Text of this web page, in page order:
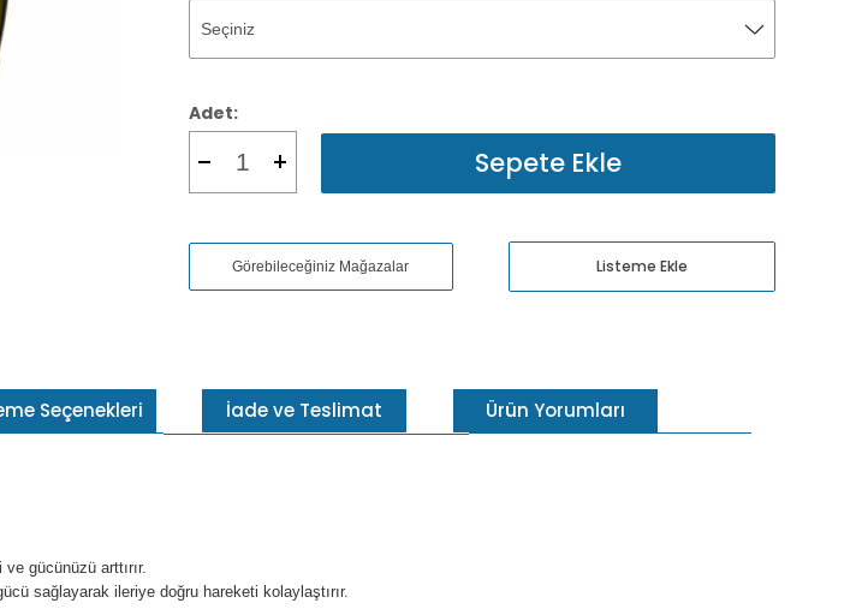
Adet:
Sepete Ekle
Görebileceğiniz Mağazalar Listeme Ekle
Seçenekleri İade ve Teslimat Ürün Yorumları
gücünüzü arttırır.
sağlayarak ileriye doğru hareketi kolaylaştırır.